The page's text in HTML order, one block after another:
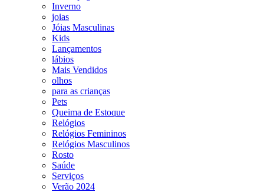
Inverno
joias
Jóias Masculinas
Kids
Lançamentos
lábios
Mais Vendidos
olhos
para as crianças
Pets
Queima de Estoque
Relógios
Relógios Femininos
Relógios Masculinos
Rosto
Saúde
Serviços
Verão 2024